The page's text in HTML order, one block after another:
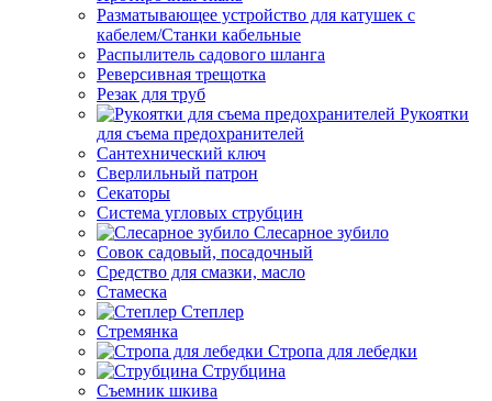
Разматывающее устройство для катушек с
кабелем/Станки кабельные
Распылитель садового шланга
Реверсивная трещотка
Резак для труб
Рукоятки
для съема предохранителей
Сантехнический ключ
Сверлильный патрон
Секаторы
Система угловых струбцин
Слесарное зубило
Совок садовый, посадочный
Средство для смазки, масло
Стамеска
Степлер
Стремянка
Стропа для лебедки
Струбцина
Съемник шкива